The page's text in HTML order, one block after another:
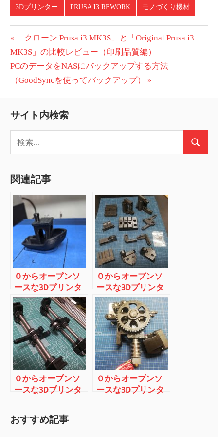
3Dプリンター PRUSA I3 REWORK モノづくり機材
投
稿
ナ
ビ
ゲ
ー
シ
ョ
ン
前
の
投
稿:
「クローン Prusa i3 MK3S」と「Original Prusa i3
MK3S」の比較レビュー（印刷品質編）
次
の
PCのデータをNASにバックアップする方法
（GoodSyncを使ってバックアップ）
サイト内検索
索:
検
関連記事
０からオープンソ
ースな3Dプリンタ
ーを作ってみる
（その１：はじめ
のはじめ）
０からオープンソ
ースな3Dプリンタ
ーを作ってみる
（その２：部品調
達）
０からオープンソ
ースな3Dプリンタ
（その３：Y軸の組
み立て）
０からオープンソ
ースな3Dプリンタ
おすすめ記事